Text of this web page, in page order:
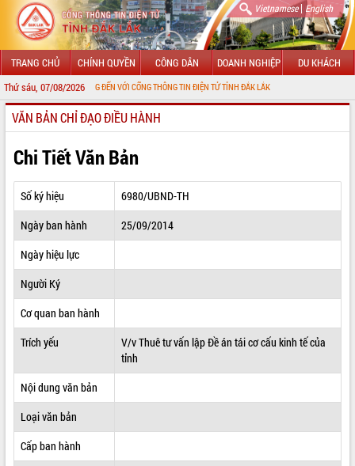
Vietnamese| English
TRANG CHỦ CHÍNH QUYỀN CÔNG DÂN DOANH NGHIỆP DU KHÁCH
Thứ sáu, 07/08/2026
CHÀO MỪNG ĐẾN VỚI CỔNG THÔNG TIN ĐIỆN TỬ TỈNH ĐẮK LẮK
GIỚI THIỆU
LÃNH ĐẠO UBND TỈNH
TIN TỨC SỰ KIỆN
SỞ, BAN, NGÀNH
THÔNG TIN CHỈ ĐẠO ĐIỀU HÀNH
HỆ THỐNG VĂN BẢN
VĂN BẢN HĐND TỈNH
ĐIỂM TIN VĂN BẢN
VĂN BẢN CHỈ ĐẠO ĐIỀU HÀNH
Chi Tiết Văn Bản
Số ký hiệu
6980/UBND-TH
Ngày ban hành
25/09/2014
Ngày hiệu lực
Người Ký
Cơ quan ban hành
Trích yếu
V/v Thuê tư vấn lập Đề án tái cơ cấu kinh tế của
tỉnh
Nội dung văn bản
Loại văn bản
Cấp ban hành